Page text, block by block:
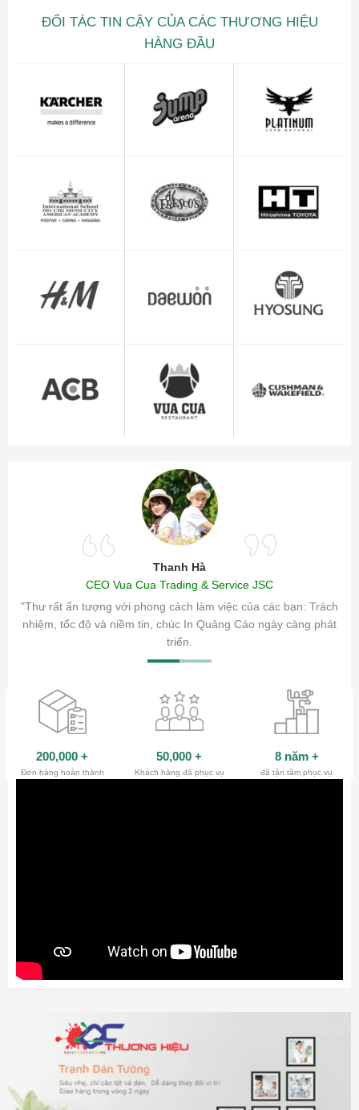
ĐỐI TÁC TIN CẬY CỦA CÁC THƯƠNG HIỆU
HÀNG ĐẦU
Thanh Hà
CEO Vua Cua Trading & Service JSC
"Thư rất ấn tượng với phong cách làm việc của các bạn: Trách
nhiệm, tốc độ và niềm tin, chúc In Quảng Cáo ngày càng phát
triển.
sóc
200,000 +
Đơn hàng hoàn thành
50,000 +
Khách hàng đã phục vụ
8 năm +
đã tận tâm phục vụ